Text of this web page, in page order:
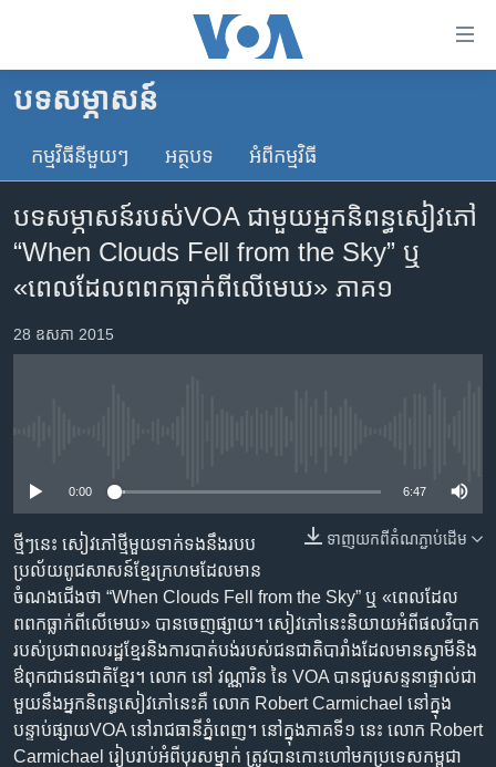
គេហទំព័រ​
និង​
ចូល​
ទំព័រ​
ព័ត៌មាន​​
ម្តង
រចនា
រំលង​
និង​
ចូល​
ទៅ​
កាន់​
ទំព័រ​
ស្វែង​
រក
កម្ពុជា
អន្តរជាតិ
ហេឡូវីអូអេ
ព្រឹត្តិការណ៍ព័ត៌មាន
Khmer English
បណ្តាញ​សង្គម
ភាសា
បទ​សម្ភាសន៍
កម្មវិធី​នីមួយៗ អត្ថបទ​ អំពី​កម្មវិធី​
បទសម្ភាសន៍​របស់​VOA ជាមួយ​អ្នក​និពន្ធ​សៀវភៅ
“When Clouds Fell from the Sky” ឬ
«ពេល​ដែល​ពពក​ធ្លាក់​ពី​លើ​មេឃ» ភាគ១
28 ឧសភា 2015
0:00 6:47
ទាញ​យក​ពី​តំណភ្ជាប់​ដើម
ថ្មីៗនេះ សៀវភៅ​ថ្មី​មួយ​ទាក់ទង​នឹង​របប​
ប្រល័យ​ពូជសាសន៍​ខ្មែរក្រហម​ដែល​មាន​
ចំណង​ជើង​ថា “When Clouds​ Fell​ from​ the​ Sky” ឬ «ពេល​ដែល​
ពពក​ធ្លាក់​ពី​លើ​មេឃ»​ បាន​ចេញ​ផ្សាយ។ សៀវភៅ​នេះ​និយាយ​អំពី​ផលវិបាក​
របស់​ប្រជាពលរដ្ឋ​ខ្មែរ​និង​ការបាត់បង់​របស់​ជន​ជាតិ​បារាំង​ដែល​មាន​ស្វាមី​និង​
ឳពុក​ជា​ជន​ជាតិ​ខ្មែរ។​ លោក​ នៅ​ វណ្ណារិន​ នៃ VOA បាន​ជួប​សន្ទនា​ផ្ទាល់​ជា​
មួយ​នឹង​អ្នក​និពន្ធ​សៀវភៅ​នេះ​គឺ​ លោក​ Robert​ Carmichael​ នៅ​ក្នុង​
បន្ទាប់​ផ្សាយ​VOA នៅ​រាជ​ធានី​ភ្នំពេញ។ នៅ​ក្នុង​ភាគ​ទី១ នេះ លោក​ Robert
Carmichael រៀបរាប់​អំពី​បុរស​ម្នាក់ ត្រូវបាន​កោះ​ហៅ​មក​ប្រទេស​កម្ពុជា​